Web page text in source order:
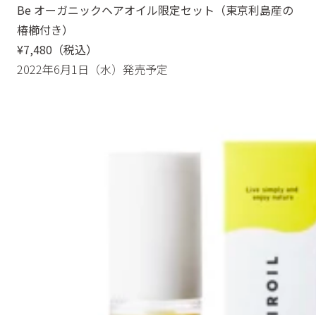
Be オーガニックヘアオイル限定セット（東京利島産の
椿櫛付き）
¥7,480（税込）
2022年6月1日（水）発売予定